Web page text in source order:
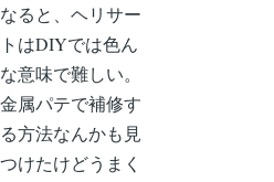
なると、ヘリサー
トはDIYでは色ん
な意味で難しい。
金属パテで補修す
る方法なんかも見
つけたけどうまく